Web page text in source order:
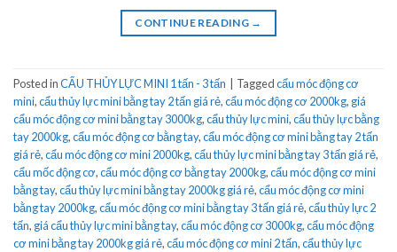
CONTINUE READING →
Posted inCẨU THỦY LỰC MINI 1 tấn - 3 tấn Taggedcẩu móc động cơ
mini,cẩu thủy lực mini bằng tay 2 tấn giá rẻ,cẩu móc động cơ 2000kg, giá
cẩu móc động cơ mini bằng tay 3000kg,cẩu thủy lực mini,cẩu thủy lực bằng
tay 2000kg,cẩu móc động cơ bằng tay,cẩu móc động cơ mini bằng tay 2 tấn
giá rẻ,cẩu móc động cơ mini 2000kg,cẩu thủy lực mini bằng tay 3 tấn giá rẻ,
cẩu mốc động cơ,cẩu móc động cơ bằng tay 2000kg,cẩu móc động cơ mini
bằng tay,cẩu thủy lực mini bằng tay 2000kg giá rẻ,cẩu móc động cơ mini
bằng tay 2000kg,cẩu móc động cơ mini bằng tay 3 tấn giá rẻ,cẩu thủy lực 2
tấn, giá cẩu thủy lực mini bằng tay,cẩu móc động cơ 3000kg,cẩu móc động
cơ mini bằng tay 2000kg giá rẻ,cẩu móc động cơ mini 2 tấn,cẩu thủy lực